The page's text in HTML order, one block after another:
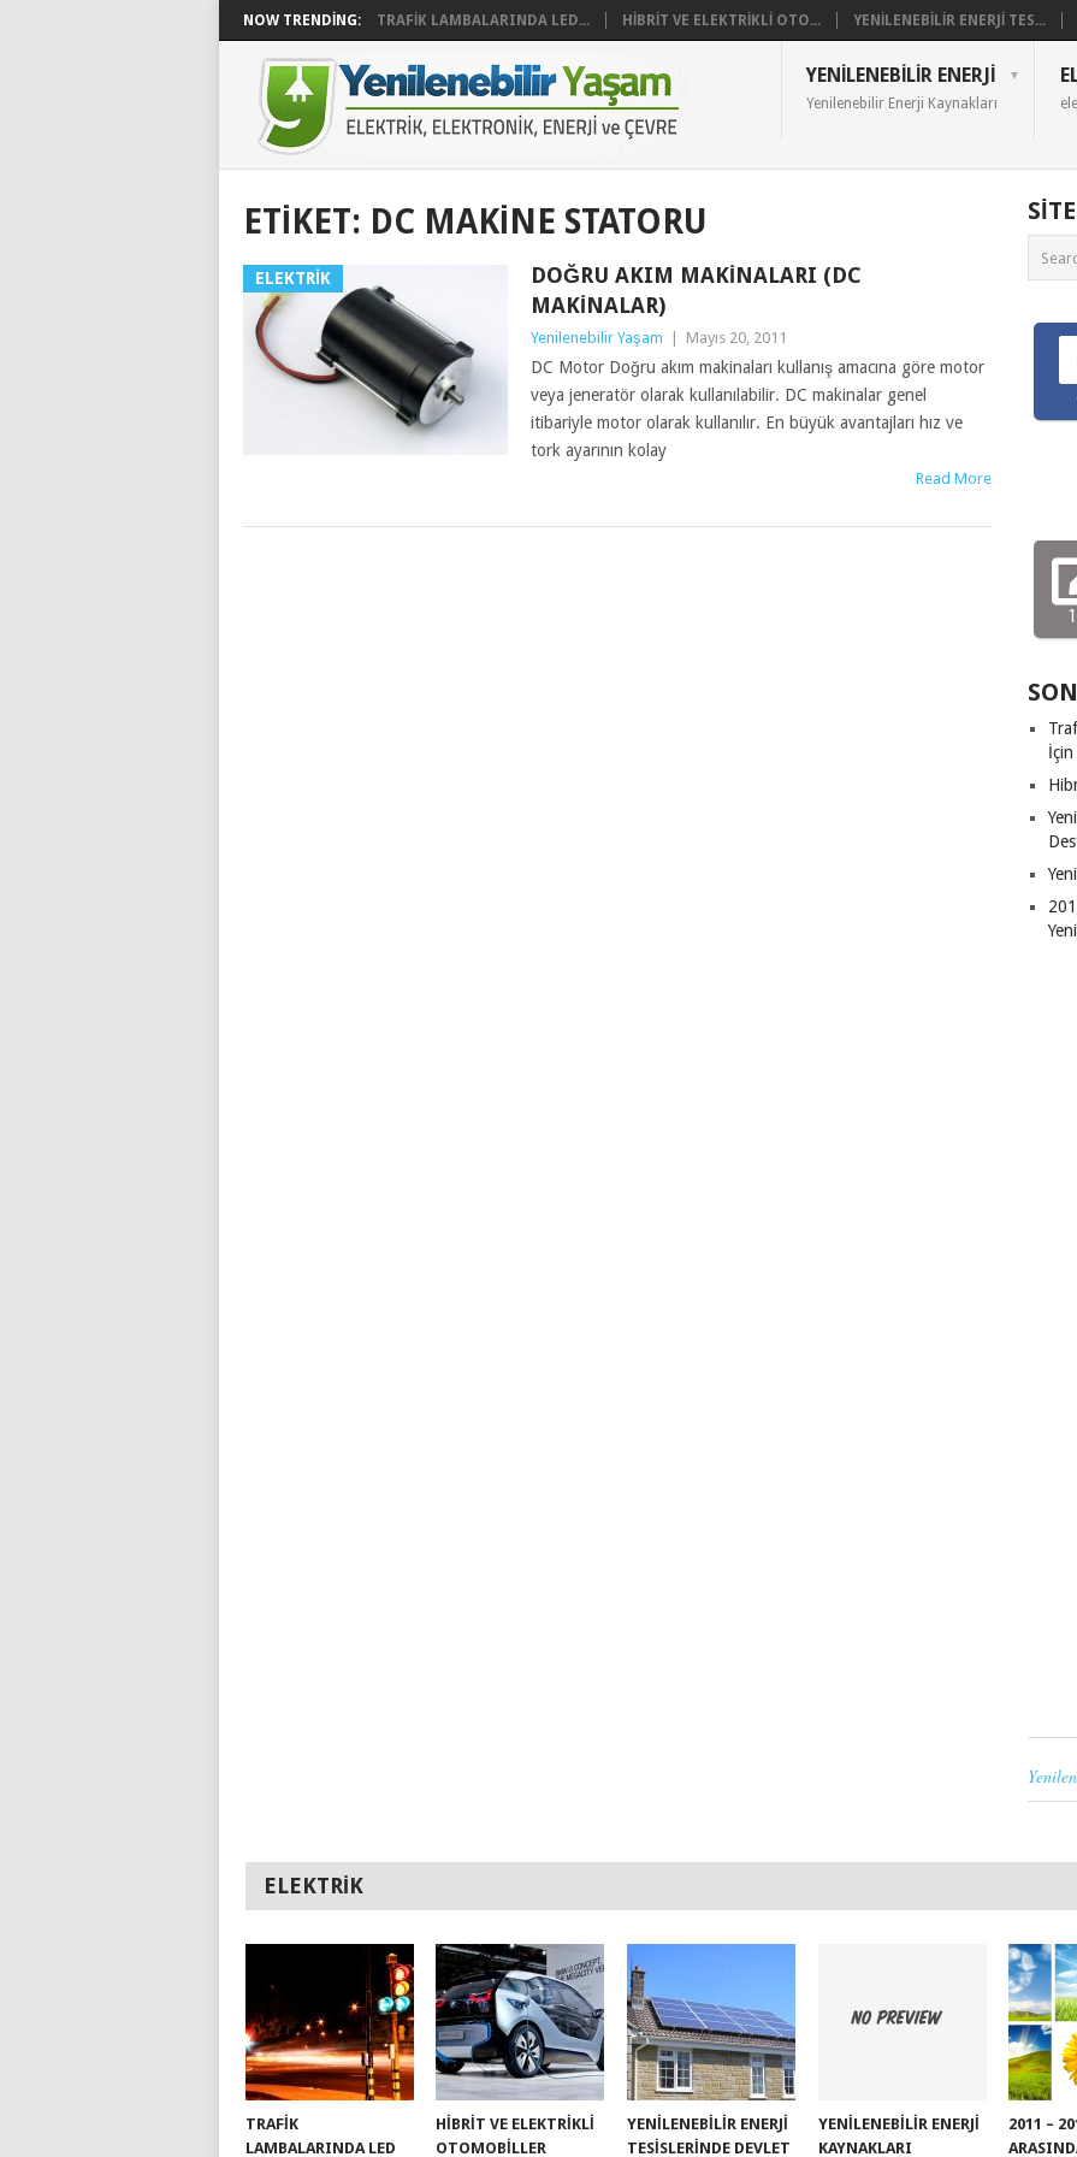
NOW TRENDING: TRAFIK LAMBALARINDA LED... HIBRIT VE ELEKTRIKLI OTO... YENILENEBILIR ENERJI TES...
YENILENEBILIR ENERJI
Yenilenebilir Enerji Kaynakları
ETIKET: DC MAKINE STATORU
ELEKTRIK
DOĞRU AKIM MAKINALARI (DC
MAKINALAR)
Yenilenebilir Yaşam Mayıs 20, 2011
DC Motor Doğru akım makinaları kullanış amacına göre motor
veya jeneratör olarak kullanılabilir. DC makinalar genel
itibariyle motor olarak kullanılır. En büyük avantajları hız ve
tork ayarının kolay
Read More
ELEKTRIK
TRAFIK
LAMBALARINDA LED
HIBRIT VE ELEKTRIKLI
OTOMOBILLER
YENILENEBILIR ENERJI
TESISLERINDE DEVLET
YENILENEBILIR ENERJI
KAYNAKLARI
2011 –